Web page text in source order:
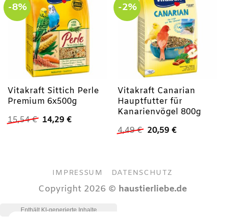
-8%
Vitakraft Sittich Perle
Premium 6x500g
15,54€ Ursprünglicher
14,29 €Aktueller
-2%
Vitakraft Canarian
Hauptfutter für
Kanarienvögel 800g
4,49€ Ursprünglicher
20,59 €Aktueller
IMPRESSUM DATENSCHUTZ
Copyright 2026 © haustierliebe.de